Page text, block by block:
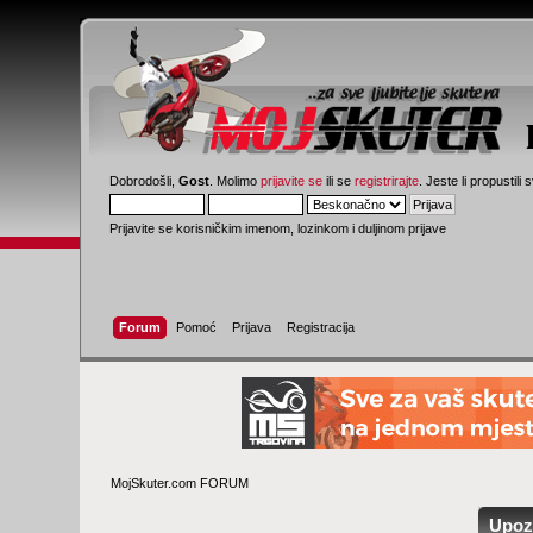
Dobrodošli,Gost . Molimoprijavite se ili seregistrirajte . Jeste li propustili
Prijavite se korisničkim imenom, lozinkom i duljinom prijave
Forum Pomoć Prijava Registracija
MojSkuter.com FORUM